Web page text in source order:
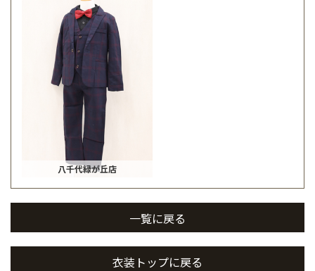
八千代緑が丘店
一覧に戻る
衣装トップに戻る